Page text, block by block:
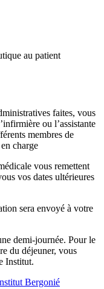
au patient
faites, vous
ou l’assistante
membres de
charge
vous remettent
vos dates ultérieures
sera envoyé à votre
demi-journée. Pour le
du déjeuner, vous
Institut.
Bergonié